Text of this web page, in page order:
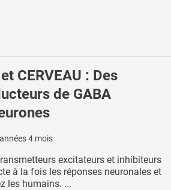
CERVEAU : Des
de GABA
4 mois
excitateurs et inhibiteurs
à la fois les réponses neuronales et
les humains. ...